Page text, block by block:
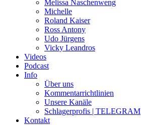
Melissa Naschenweng
Michelle
Roland Kaiser
Ross Antony
Udo Jürgens
Vicky Leandros
Videos
Podcast
Info
Über uns
Kommentarrichtlinien
Unsere Kanäle
Schlagerprofis | TELEGRAM
Kontakt